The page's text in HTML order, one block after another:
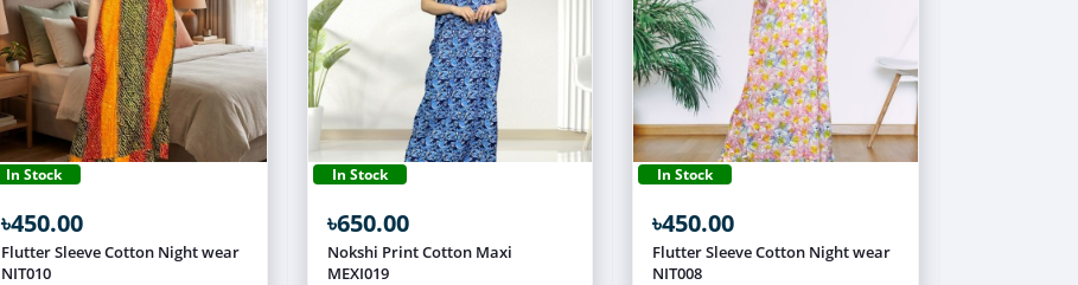
In Stock
৳450.00
Flutter Sleeve Cotton Night wear
NIT010
In Stock
৳650.00
Nokshi Print Cotton Maxi
MEXI019
In Stock
৳450.00
Flutter Sleeve Cotton Night wear
NIT008